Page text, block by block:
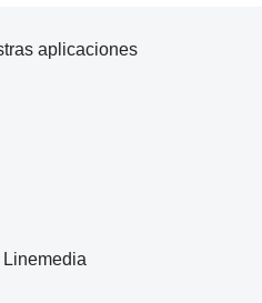
aplicaciones